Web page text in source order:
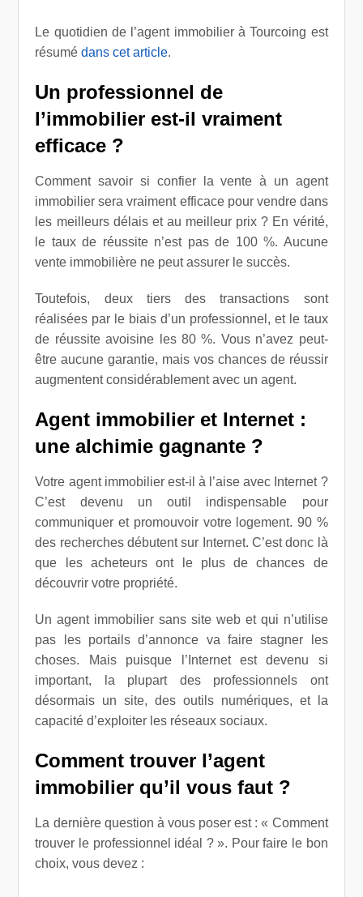
Le quotidien de l’agent immobilier à Tourcoing est
résumédans cet article.
Un professionnel de
l’immobilier est-il vraiment
efficace ?
Comment savoir si confier la vente à un agent
immobilier sera vraiment efficace pour vendre dans
les meilleurs délais et au meilleur prix ? En vérité,
le taux de réussite n’est pas de 100 %. Aucune
vente immobilière ne peut assurer le succès.
Toutefois, deux tiers des transactions sont
réalisées par le biais d’un professionnel, et le taux
de réussite avoisine les 80 %. Vous n’avez peut-
être aucune garantie, mais vos chances de réussir
augmentent considérablement avec un agent.
Agent immobilier et Internet :
une alchimie gagnante ?
Votre agent immobilier est-il à l’aise avec Internet ?
C’est devenu un outil indispensable pour
communiquer et promouvoir votre logement. 90 %
des recherches débutent sur Internet. C’est donc là
que les acheteurs ont le plus de chances de
découvrir votre propriété.
Un agent immobilier sans site web et qui n’utilise
pas les portails d’annonce va faire stagner les
choses. Mais puisque l’Internet est devenu si
important, la plupart des professionnels ont
désormais un site, des outils numériques, et la
capacité d’exploiter les réseaux sociaux.
Comment trouver l’agent
immobilier qu’il vous faut ?
La dernière question à vous poser est : « Comment
trouver le professionnel idéal ? ». Pour faire le bon
choix, vous devez :